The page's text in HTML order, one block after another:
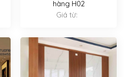
hàng H02
Giá từ: